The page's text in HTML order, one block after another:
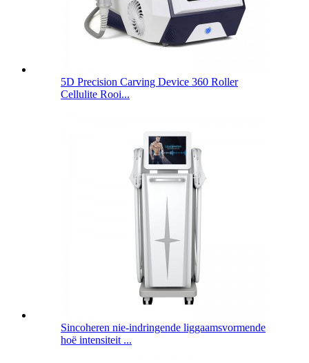
5D Precision Carving Device 360 ​​Roller
Cellulite Rooi...
Sincoheren nie-indringende liggaamsvormende
hoë intensiteit ...